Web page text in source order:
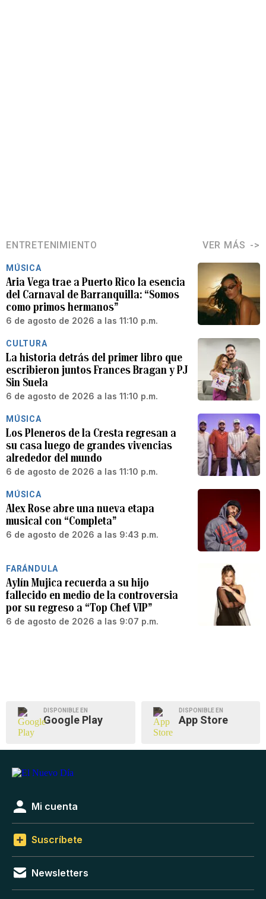
ENTRETENIMIENTO VER MÁS
MÚSICA
Aria Vega trae a Puerto Rico la esencia
del Carnaval de Barranquilla: “Somos
como primos hermanos”
6 de agosto de 2026 a las 11:10 p.m.
CULTURA
La historia detrás del primer libro que
escribieron juntos Frances Bragan y PJ
Sin Suela
6 de agosto de 2026 a las 11:10 p.m.
MÚSICA
Los Pleneros de la Cresta regresan a
su casa luego de grandes vivencias
alrededor del mundo
6 de agosto de 2026 a las 11:10 p.m.
MÚSICA
Alex Rose abre una nueva etapa
musical con “Completa”
6 de agosto de 2026 a las 9:43 p.m.
FARÁNDULA
Aylín Mujica recuerda a su hijo
fallecido en medio de la controversia
por su regreso a “Top Chef VIP”
6 de agosto de 2026 a las 9:07 p.m.
DISPONIBLE EN
Google Play
DISPONIBLE EN
App Store
Mi cuenta
Suscríbete
Newsletters